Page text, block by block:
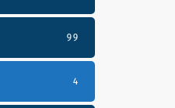
99
4